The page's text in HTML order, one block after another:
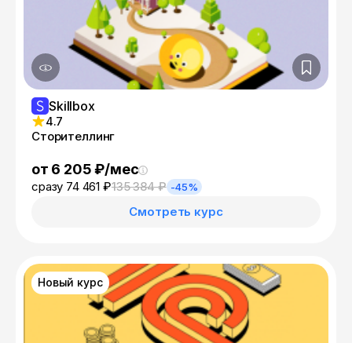
Skillbox
4.7
Сторителлинг
от 6 205 ₽/мес
сразу 74 461 ₽135 384 ₽ -45%
Смотреть курс
Новый курс